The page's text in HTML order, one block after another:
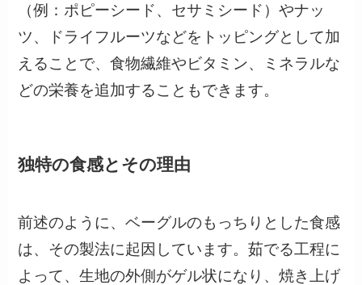
（例：ポピーシード、セサミシード）やナッ
ツ、ドライフルーツなどをトッピングとして加
えることで、食物繊維やビタミン、ミネラルな
どの栄養を追加することもできます。
独特の食感とその理由
前述のように、ベーグルのもっちりとした食感
は、その製法に起因しています。茹でる工程に
よって、生地の外側がゲル状になり、焼き上げ